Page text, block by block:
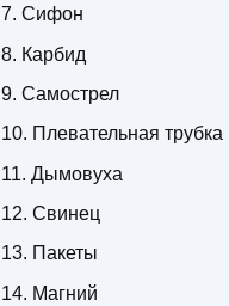
7. Сифон
8. Карбид
9. Самострел
10. Плевательная трубка
11. Дымовуха
12. Свинец
13. Пакеты
14. Магний